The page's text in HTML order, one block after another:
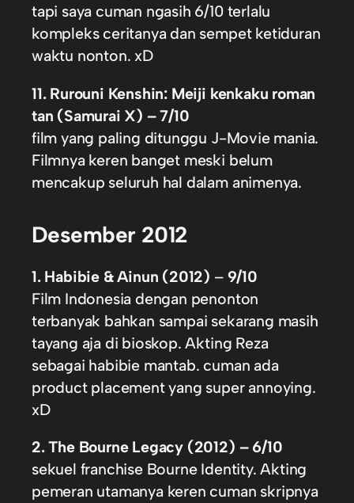
tapi saya cuman ngasih 6/10 terlalu
kompleks ceritanya dan sempet ketiduran
waktu nonton. xD
11. Rurouni Kenshin: Meiji kenkaku roman
tan (Samurai X) – 7/10
film yang paling ditunggu J-Movie mania.
Filmnya keren banget meski belum
mencakup seluruh hal dalam animenya.
Desember 2012
1. Habibie & Ainun (2012) – 9/10
Film Indonesia dengan penonton
terbanyak bahkan sampai sekarang masih
tayang aja di bioskop. Akting Reza
sebagai habibie mantab. cuman ada
product placement yang super annoying.
xD
2. The Bourne Legacy (2012) – 6/10
sekuel franchise Bourne Identity. Akting
pemeran utamanya keren cuman skripnya